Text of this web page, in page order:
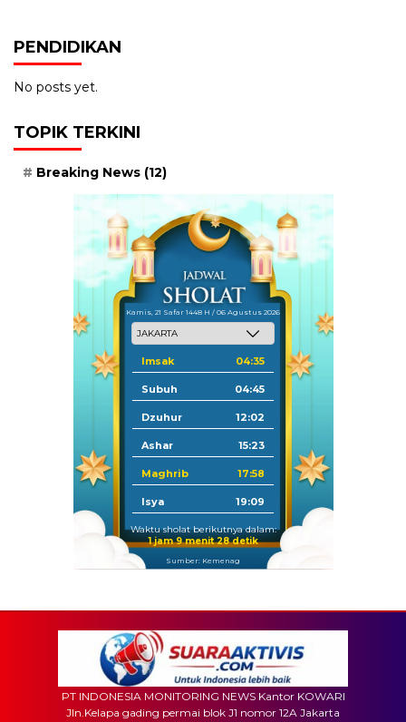
PENDIDIKAN
No posts yet.
TOPIK TERKINI
Breaking News (12)
Kamis, 21 Safar 1448 H / 06 Agustus 2026
Imsak 04:35
Subuh 04:45
Dzuhur 12:02
Ashar 15:23
Maghrib 17:58
Isya 19:09
Waktu sholat berikutnya dalam:
1 jam 9 menit 26 detik
Sumber: Kemenag
PT INDONESIA MONITORING NEWS Kantor KOWARI
Jln.Kelapa gading permai blok J1 nomor 12A Jakarta